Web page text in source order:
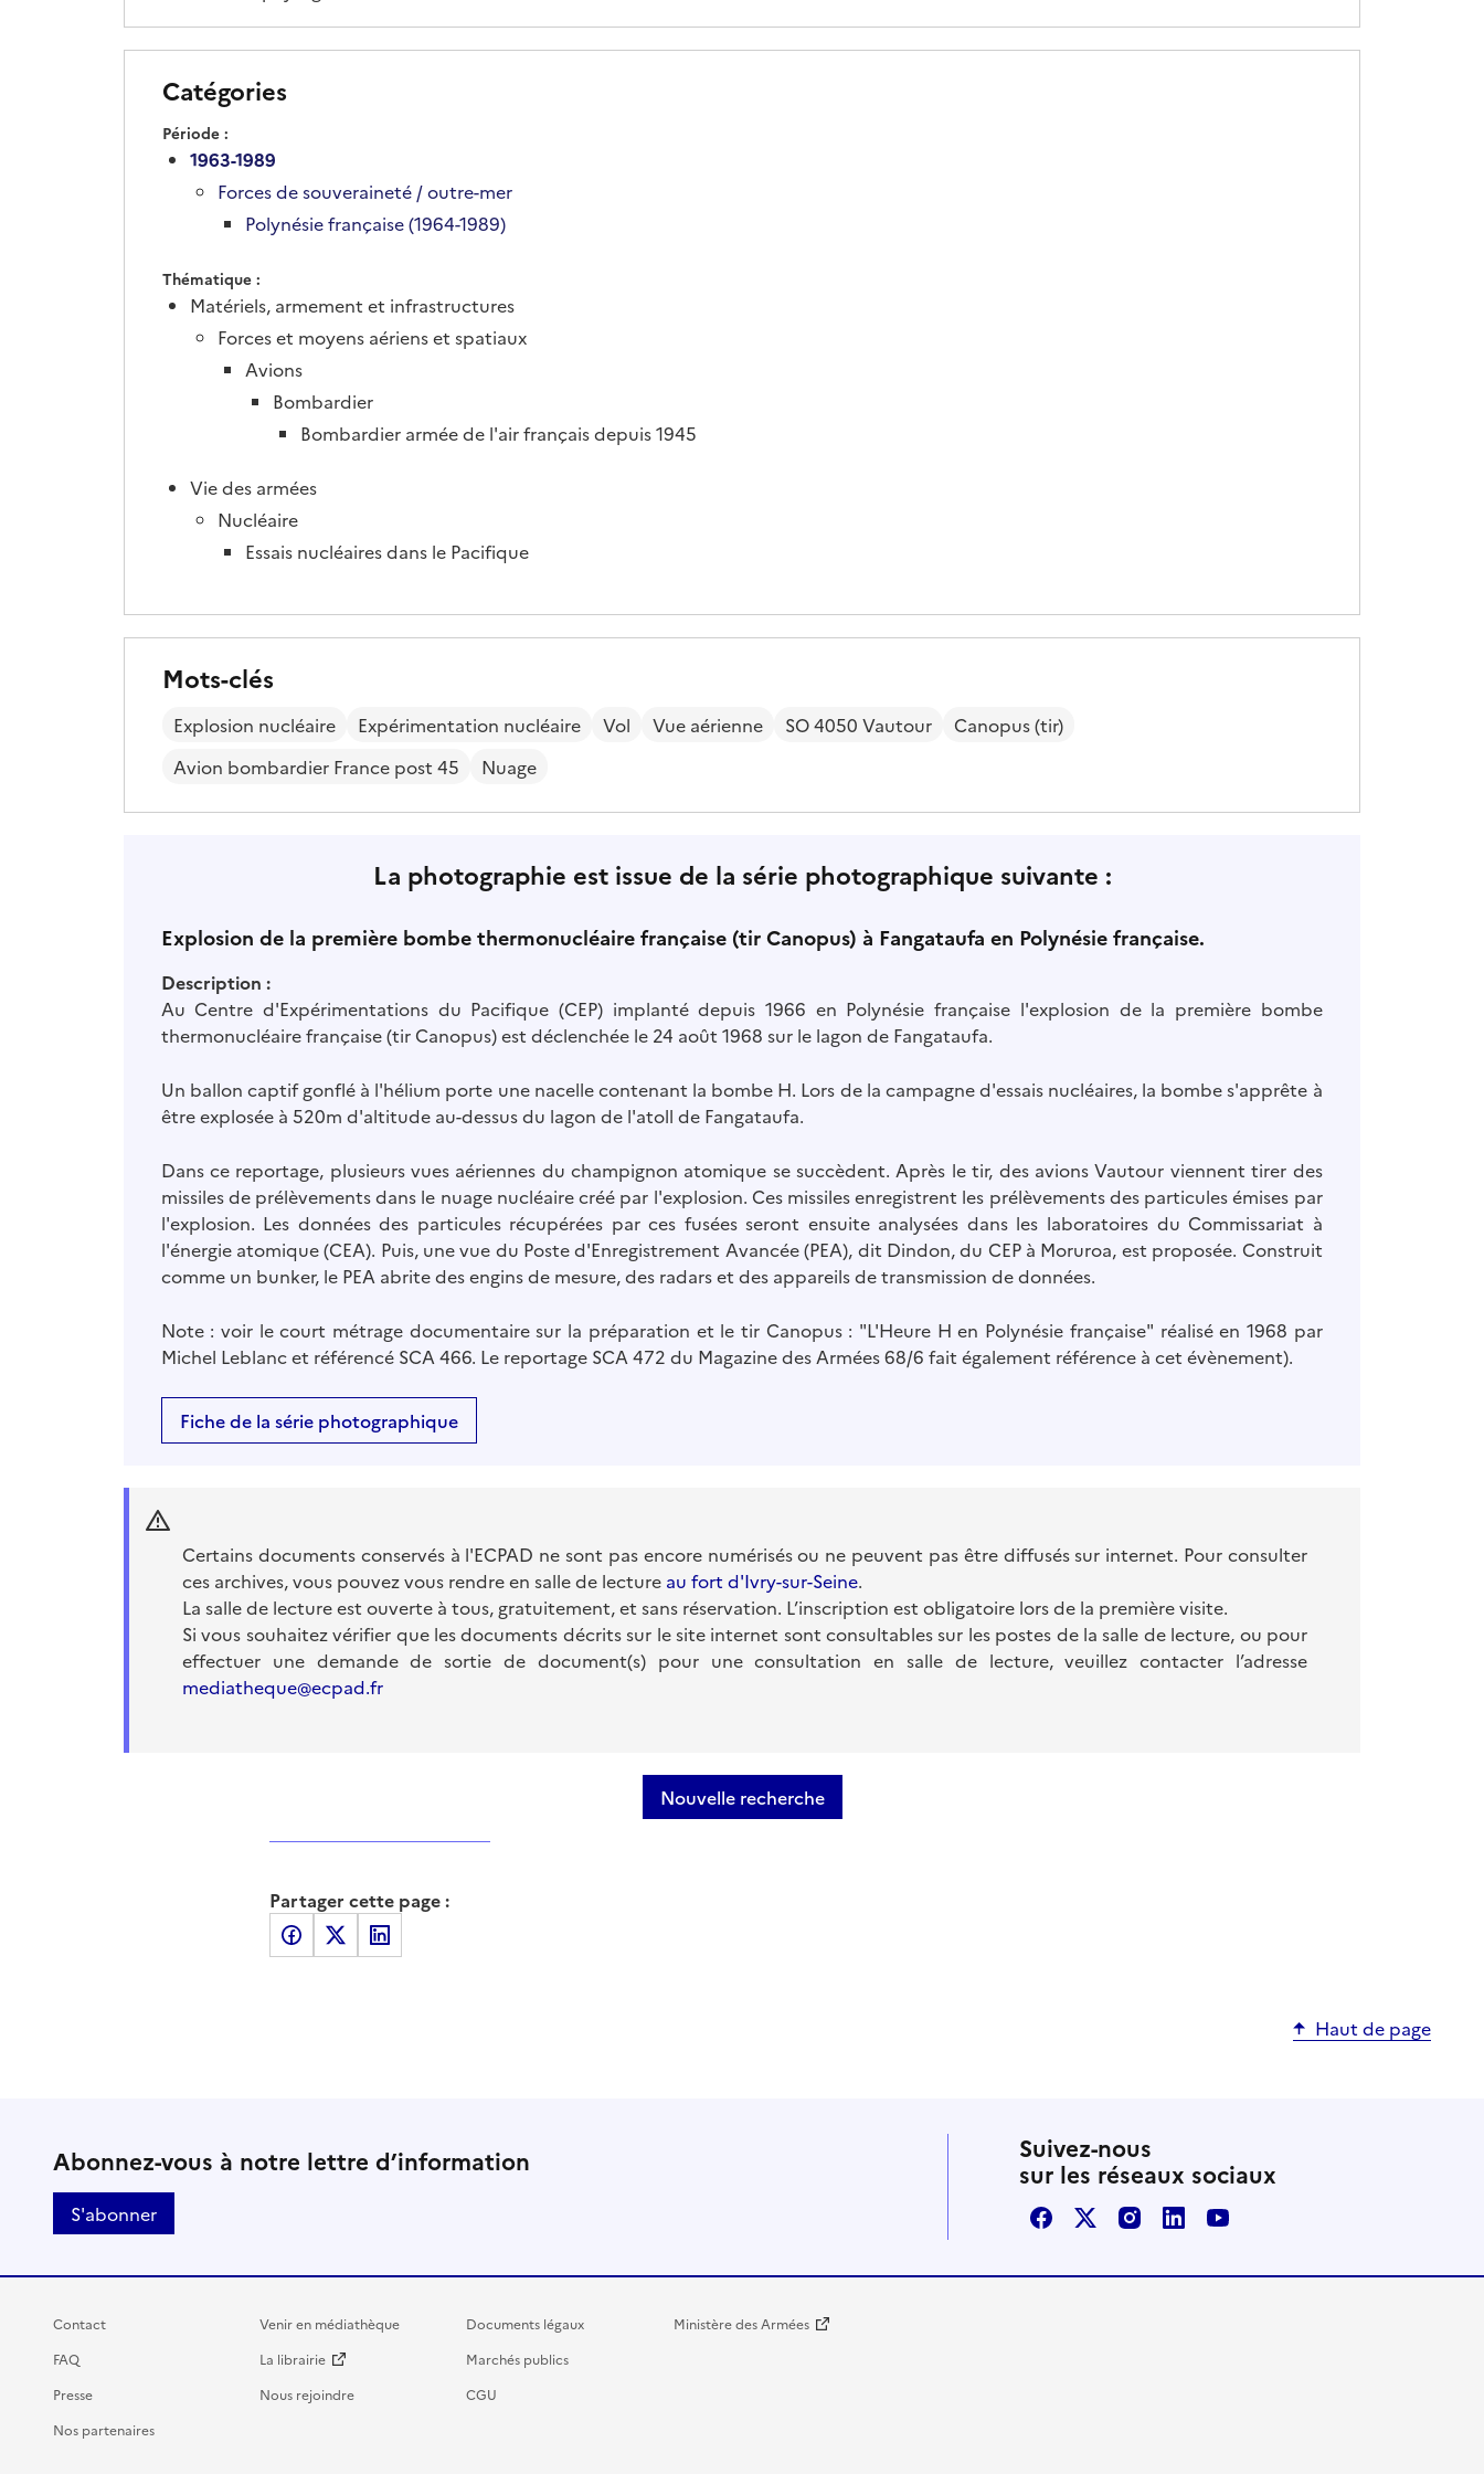
Catégories
Période
1963-1989
Forces de souveraineté / outre-mer
Polynésie française (1964-1989)
Thématique
Matériels, armement et infrastructures
Forces et moyens aériens et spatiaux
Avions
Bombardier
Bombardier armée de l'air français depuis 1945
Vie des armées
Nucléaire
Essais nucléaires dans le Pacifique
Mots-clés
Explosion nucléaire Expérimentation nucléaire Vol Vue aérienne SO 4050 Vautour
Canopus (tir)
Avion bombardier France post 45
Nuage
La photographie est issue de la série photographique suivante :
Explosion de la première bombe thermonucléaire française (tir Canopus) à Fangataufa en Polynésie française.
Description :
Au Centre d'Expérimentations du Pacifique (CEP) implanté depuis 1966 en Polynésie française l'explosion de la première bombe
thermonucléaire française (tir Canopus) est déclenchée le 24 août 1968 sur le lagon de Fangataufa.
Un ballon captif gonflé à l'hélium porte une nacelle contenant la bombe H. Lors de la campagne d'essais nucléaires, la bombe s'apprête à
être explosée à 520m d'altitude au-dessus du lagon de l'atoll de Fangataufa.
Dans ce reportage, plusieurs vues aériennes du champignon atomique se succèdent. Après le tir, des avions Vautour viennent tirer des
missiles de prélèvements dans le nuage nucléaire créé par l'explosion. Ces missiles enregistrent les prélèvements des particules émises par
l'explosion. Les données des particules récupérées par ces fusées seront ensuite analysées dans les laboratoires du Commissariat à
l'énergie atomique (CEA). Puis, une vue du Poste d'Enregistrement Avancée (PEA), dit Dindon, du CEP à Moruroa, est proposée. Construit
comme un bunker, le PEA abrite des engins de mesure, des radars et des appareils de transmission de données.
Note : voir le court métrage documentaire sur la préparation et le tir Canopus : "L'Heure H en Polynésie française" réalisé en 1968 par
Michel Leblanc et référencé SCA 466. Le reportage SCA 472 du Magazine des Armées 68/6 fait également référence à cet évènement).
Fiche de la série photographique
Certains documents conservés à l'ECPAD ne sont pas encore numérisés ou ne peuvent pas être diffusés sur internet. Pour consulter
ces archives, vous pouvez vous rendre en salle de lecture au fort d'Ivry-sur-Seine.
La salle de lecture est ouverte à tous, gratuitement, et sans réservation. L’inscription est obligatoire lors de la première visite.
Si vous souhaitez vérifier que les documents décrits sur le site internet sont consultables sur les postes de la salle de lecture, ou pour
effectuer une demande de sortie de document(s) pour une consultation en salle de lecture, veuillez contacter l’adresse
mediatheque@ecpad.fr
Nouvelle recherche
Partager cette page :
Partager sur Facebook
Partager sur XPartager sur LinkedIn
Haut de page
Abonnez-vous à notre lettre d’information
S'abonner
Suivez-nous
sur les réseaux sociaux
FacebookX / TwitterInstagram
LinkedInYoutube
Contact
FAQ
Presse
Nos partenaires
Venir en médiathèque
La librairie
Nous rejoindre
Documents légaux
Marchés publics
CGU
Ministère des Armées